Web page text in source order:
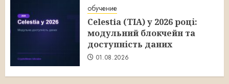
обучение
Celestia (TIA) у 2026 році:
модульний блокчейн та
доступність даних
01.08.2026